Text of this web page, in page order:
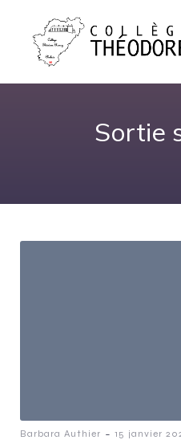
Sortie
Barbara Authier - 15 janvier